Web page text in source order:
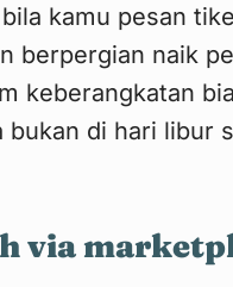
kamu pesan
berpergian naik
keberangkatan
bukan di hari libur
via